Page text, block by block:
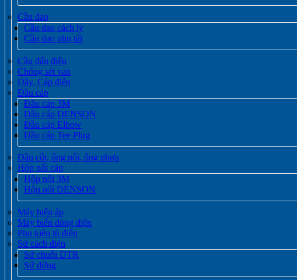
Cầu dao
Cầu dao cách ly
Cầu dao phụ tải
Cầu đấu điện
Chống sét van
Dây, Cáp điện
Đầu cáp
Đầu cáp 3M
Đầu cáp DENSON
Đầu cáp Elbow
Đầu cáp Tee Plug
Đầu cốt, ống nối, ống nhựa
Hộp nối cáp
Hộp nối 3M
Hộp nối DENSON
Máy biến áp
Máy biến dòng điện
Phụ kiện tủ điện
Sứ cách điện
Sứ chuỗi DTR
Sứ đứng